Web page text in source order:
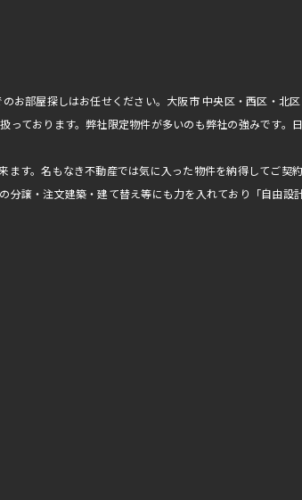
部屋探しはお任せください。大阪市 中央区・西区・北
ております。弊社限定物件が多いのも弊社の強みです。
す。名もなき不動産では気に入った物件を納得してご契
譲・注文建築・建て替え等にも力を入れており「自由設